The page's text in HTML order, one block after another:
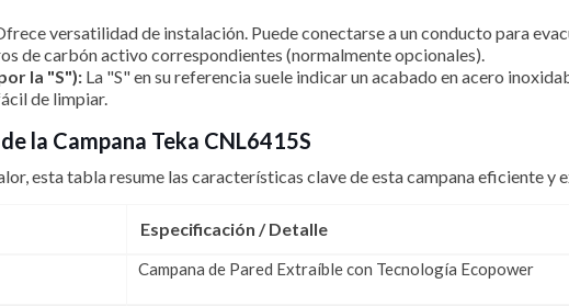
versatilidad de instalación. Puede conectarse a un conducto para
de carbón activo correspondientes (normalmente opcionales).
la "S"): La "S" en su referencia suele indicar un acabado en acero
de limpiar.
la Campana Teka CNL6415S
esta tabla resume las características clave de esta campana eficiente y
Especificación / Detalle
Campana de Pared Extraíble con Tecnología Ecopower